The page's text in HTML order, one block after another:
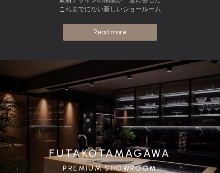
これまでにない新しいショールーム
Read more
FUTAKOTAMAGAWA
PREMIUM SHOWROOM